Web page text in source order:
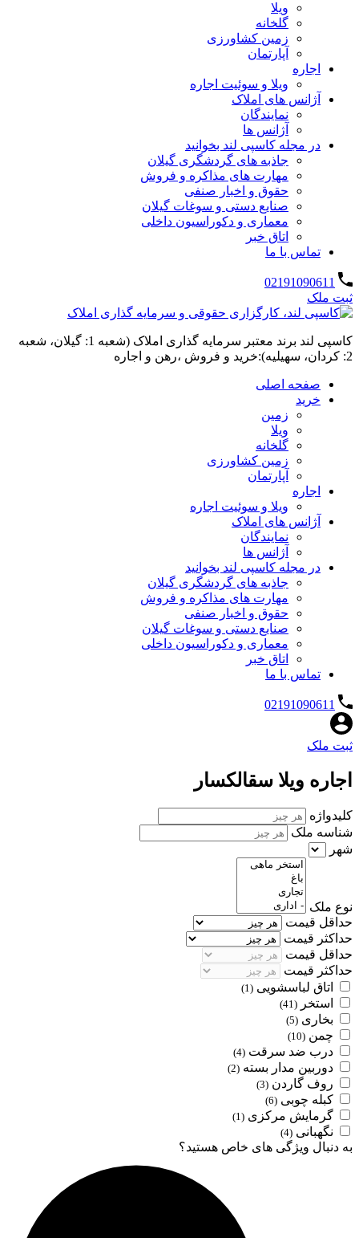
ویلا
گلخانه
زمین کشاورزی
آپارتمان
اجاره
ویلا و سوئیت اجاره
آژانس های املاک
نمایندگان
آژانس ها
در مجله کاسپی لند بخوانید
جاذبه های گردشگری گیلان
مهارت های مذاکره و فروش
حقوق و اخبار صنفی
صنایع دستی و سوغات گیلان
معماری و دکوراسیون داخلی
اتاق خبر
تماس با ما
02191090611
ثبت ملک
کاسپی لند برند معتبر سرمایه گذاری املاک (شعبه 1: گیلان، شعبه
2: کردان، سهیلیه):خرید و فروش ،رهن و اجاره
صفحه اصلی
خرید
زمین
ویلا
گلخانه
زمین کشاورزی
آپارتمان
اجاره
ویلا و سوئیت اجاره
آژانس های املاک
نمایندگان
آژانس ها
در مجله کاسپی لند بخوانید
جاذبه های گردشگری گیلان
مهارت های مذاکره و فروش
حقوق و اخبار صنفی
صنایع دستی و سوغات گیلان
معماری و دکوراسیون داخلی
اتاق خبر
تماس با ما
02191090611
ثبت ملک
اجاره ویلا سقالکسار
کلیدواژه
شناسه ملک
شهر
نوع ملک
حداقل قیمت
حداکثر قیمت
حداقل قیمت
حداکثر قیمت
اتاق لباسشویی (1)
استخر (41)
بخاری (5)
چمن (10)
درب ضد سرقت (4)
دوربین مدار بسته (2)
روف گاردن (3)
کبله چوبی (6)
گرمایش مرکزی (1)
نگهبانی (4)
به دنبال ویژگی های خاص هستید؟